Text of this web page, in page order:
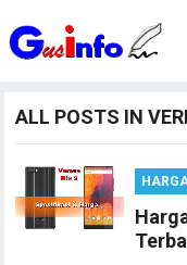
ALL POSTS IN